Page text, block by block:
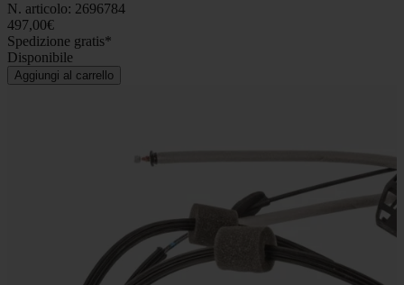
N. articolo: 2696784
497,00€
Spedizione gratis*
Disponibile
Aggiungi al carrello